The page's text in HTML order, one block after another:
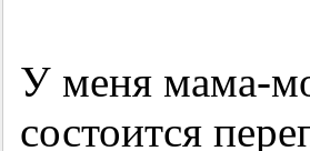
У меня мама-
состоится